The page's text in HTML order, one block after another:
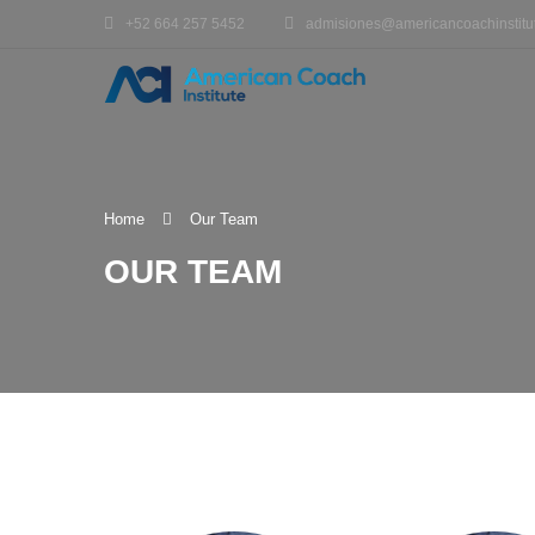
+52 664 257 5452
Home Our Team
OUR TEAM